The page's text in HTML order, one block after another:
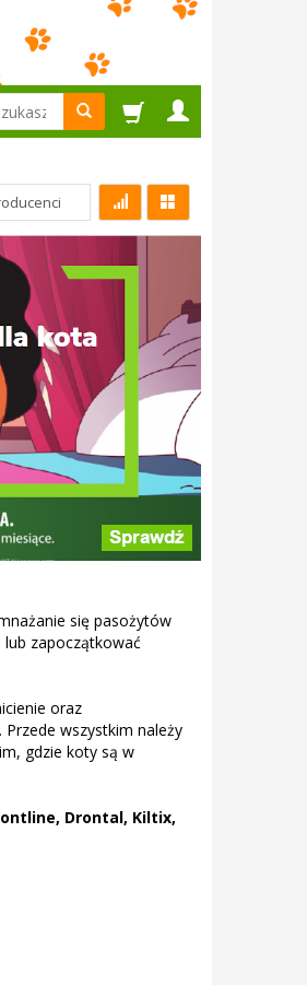
się pasożytów
lub zapoczątkować
oraz
wszystkim należy
gdzie koty są w
Drontal, Kiltix,